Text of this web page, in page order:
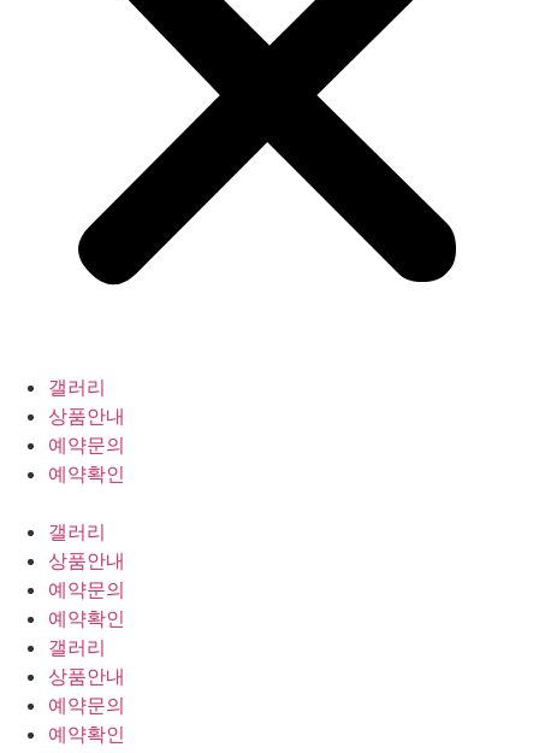
갤러리
상품안내
예약문의
예약확인
갤러리
상품안내
예약문의
예약확인
갤러리
상품안내
예약문의
예약확인